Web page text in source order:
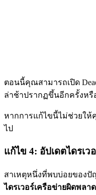
ตอนนี้คุณสามารถเปิด
ล่าช้าปรากฏขึ้นอีกครั้งหรื
หากการแก้ไขนี้ไม่ช่วยใ
ไป
แก้ไข 4: อัปเดตไดรเ
สาเหตุหนึ่งที่พบบ่อยของ
ไดรเวอร์เครือข่ายผิดพลา